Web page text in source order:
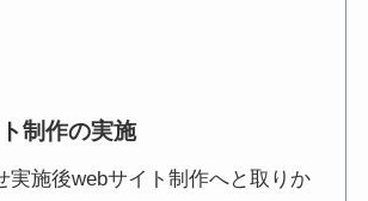
制作の実施
実施後webサイト制作へと取りか